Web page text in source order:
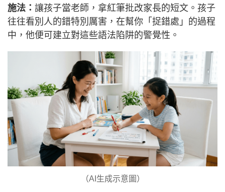
施法： 讓孩子當老師，拿紅筆批改家長的短文。孩子
往往看別人的錯特別厲害，在幫你「捉錯處」的過程
中，他便可建立對這些語法陷阱的警覺性。
（AI生成示意圖）